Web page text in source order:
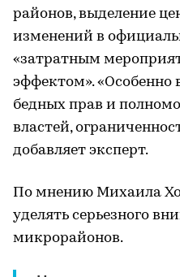
районов, выделение
изменений в
«затратным
эффектом». «Особенно
бедных прав и
властей,
добавляет эксперт.
По мнению Михаила
уделять серьезного
микрорайонов.